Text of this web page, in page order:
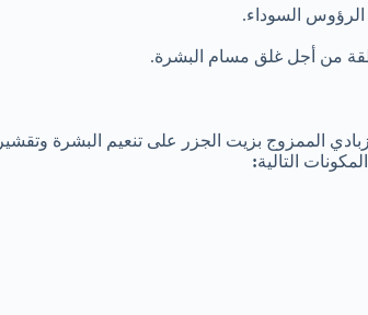
السوداء.
من أجل غلق مسام البشرة.
الممزوج بزيت الجزر على تنعيم البشرة وتقشير
التالية: